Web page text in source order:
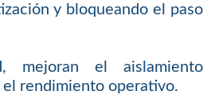
y bloqueando el paso
mejoran el aislamiento
rendimiento operativo.